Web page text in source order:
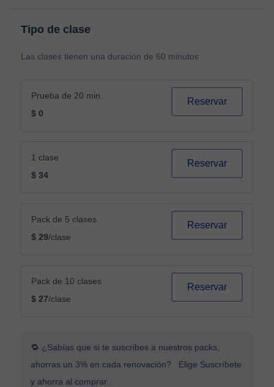
Tipo de clase
Las clases tienen una duración de 60 minutos
Prueba de 20 min.
$ 0
Reservar
1 clase
$ 34
Reservar
Pack de 5 clases
$ 29/clase
Reservar
Pack de 10 clases
$ 27/clase
Reservar
🔁 ¿Sabías que si te suscribes a nuestros packs,
ahorras un 3% en cada renovación? Elige Suscríbete
y ahorra al comprar.